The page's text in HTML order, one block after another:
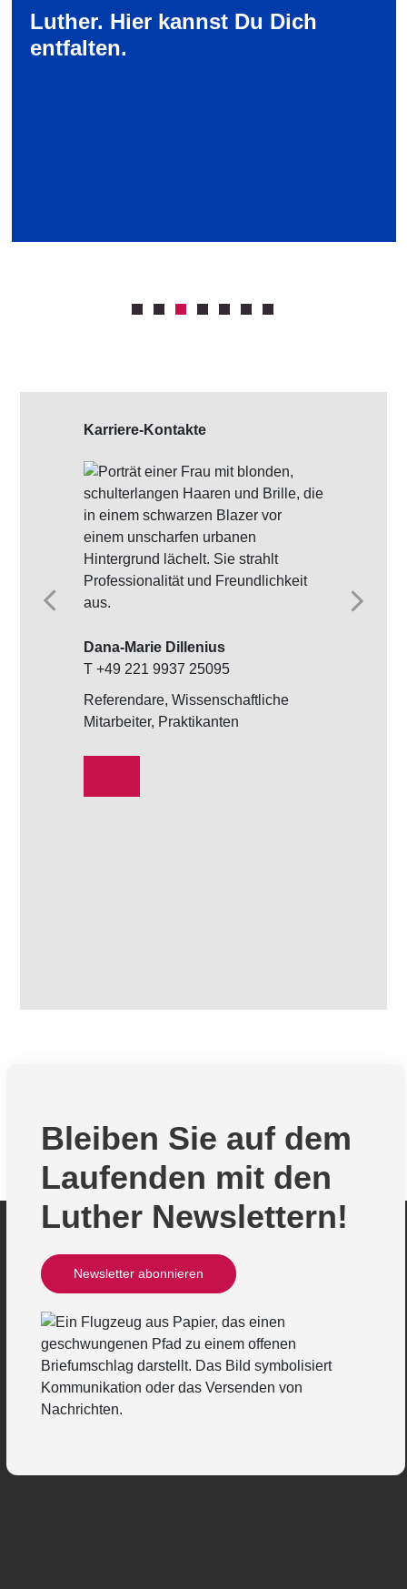
Luther. Hier kannst Du Dich
entfalten.
Karriere-Kontakte
Dana-Marie Dillenius
T +49 221 9937 25095
Referendare, Wissenschaftliche
Mitarbeiter, Praktikanten
Bleiben Sie auf dem
Laufenden mit den
Luther Newslettern!
Newsletter abonnieren